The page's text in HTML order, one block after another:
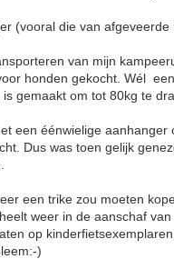
(vooral die van
van mijn
honden gekocht. Wél
is gemaakt om tot 80kg te
een éénwielige
Dus was toen gelijk
een trike zou moeten
weer in de aanschaf
op
)